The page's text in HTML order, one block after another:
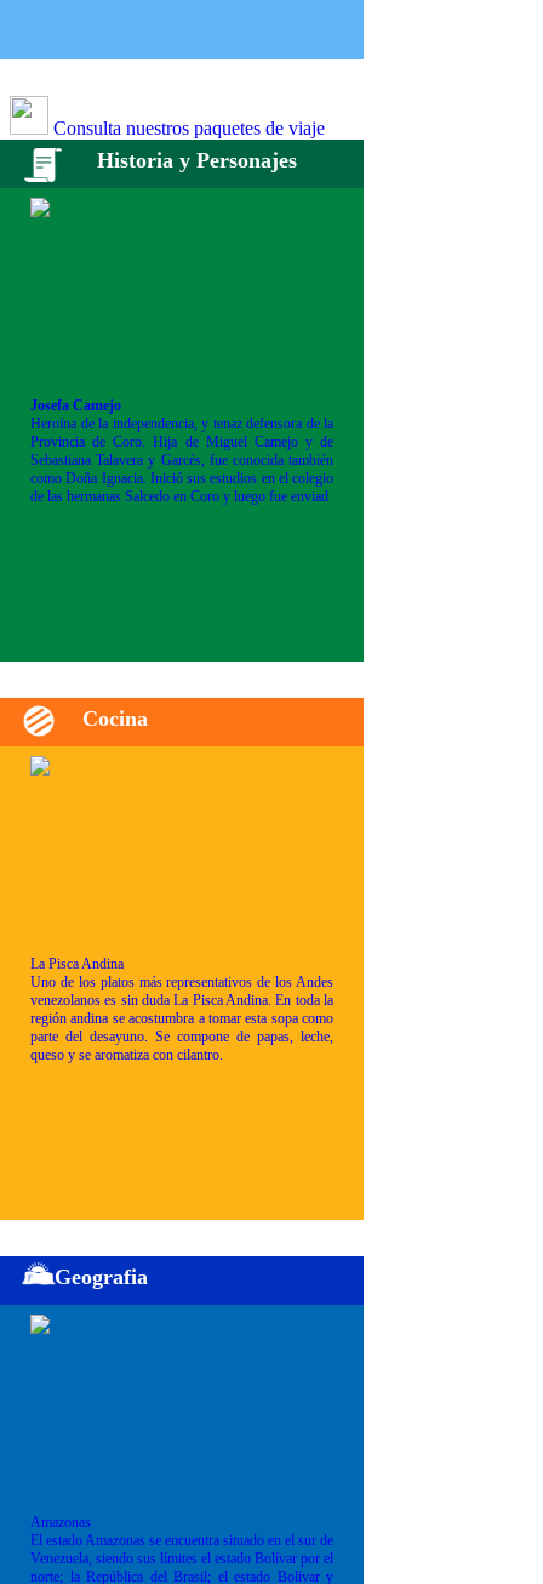
Consulta nuestros paquetes de viaje
Historia y Personajes
Josefa Camejo
Heroína de la independencia, y tenaz defensora de la
Provincia de Coro. Hija de Miguel Camejo y de
Sebastiana Talavera y Garcés, fue conocida también
como Doña Ignacia. Inició sus estudios en el colegio
de las hermanas Salcedo en Coro y luego fue enviad
Cocina
La Pisca Andina
Uno de los platos más representativos de los Andes
venezolanos es sin duda La Pisca Andina. En toda la
región andina se acostumbra a tomar esta sopa como
parte del desayuno. Se compone de papas, leche,
queso y se aromatiza con cilantro.
Geografia
Amazonas
El estado Amazonas se encuentra situado en el sur de
Venezuela, siendo sus límites el estado Bolívar por el
norte; la República del Brasil; el estado Bolívar y